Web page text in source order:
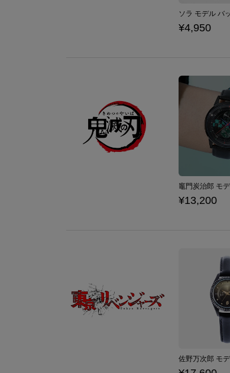
¥4,950
¥13,200